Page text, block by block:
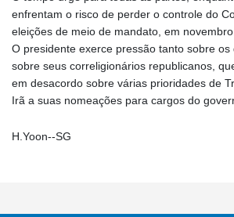
enfrentam o risco de perder o controle do
eleições de meio de mandato, em
O presidente exerce pressão tanto sobre
sobre seus correligionários republicanos,
em desacordo sobre várias prioridades de
Irã a suas nomeações para cargos do
H.Yoon--SG